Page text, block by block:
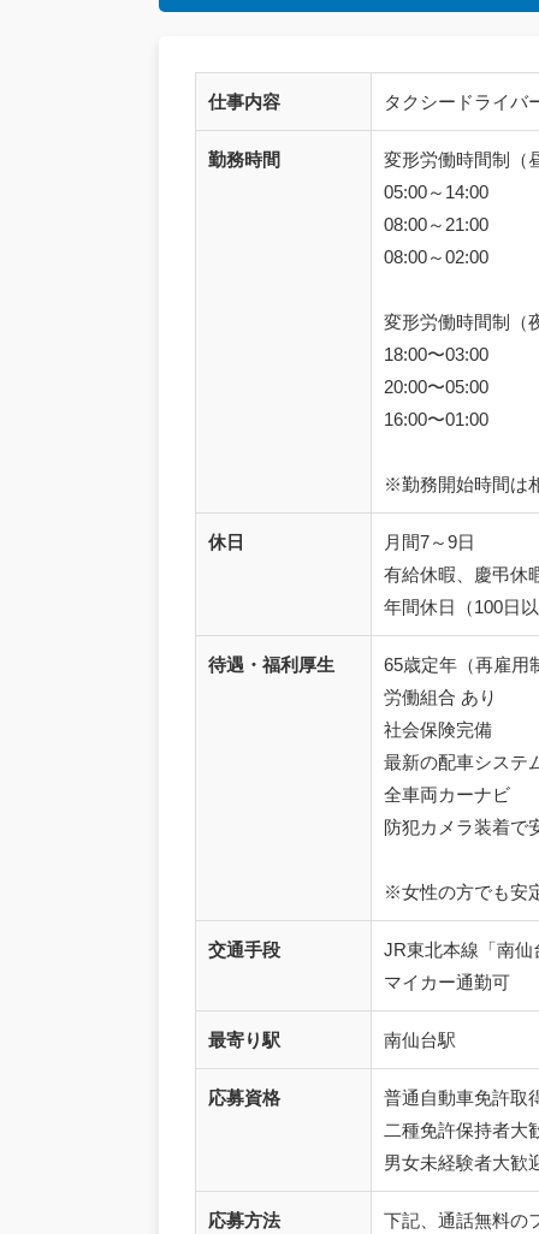
仕事内容 タクシードライバ
勤務時間
変形労働時間制（
05:00～14:00
08:00～21:00
08:00～02:00
変形労働時間制（
18:00〜03:00
20:00〜05:00
16:00〜01:00
※勤務開始時間は
休日
月間7～9日
有給休暇、慶弔休
年間休日（100日
待遇・福利厚生
65歳定年（再雇用
労働組合 あり
社会保険完備
最新の配車システ
全車両カーナビ
防犯カメラ装着で
※女性の方でも安
交通手段
JR東北本線「南仙
マイカー通勤可
最寄り駅 南仙台駅
応募資格
普通自動車免許取
二種免許保持者大
男女未経験者大歓
応募方法 下記、通話無料の